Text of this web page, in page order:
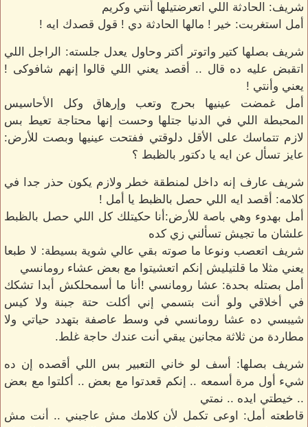
شريف: الحادثة اللي اتعرضتيلها أنتي وكريم
أمل استغربت: خير ! مالها الحادثة دي ! قول قصدك ايه !
شريف بصلها كتير واتوتر أكتر وحاول يعدل جلسته: الراجل اللي
اتقبض عليه ده قال .. أقصد يعني اللي قالوا إنهم شافوكى !
يعني وأنتي !
أمل غمضت عينيها بحرج وتعب وإرهاق وكل الأحاسيس
المحبطة اللي في الدنيا جتلها وحست إنها محتاجة تعيط بس
لازم تتماسك على الأقل دلوقتي ففتحت عينيها وبصت للأرض:
عايز تسأل عن ايه يا دكتور بالظبط ؟
شريف عارف إنه داخل لمنطقة خطر ولازم يكون حذر جدا في
كلامه: أقصد ايه اللي حصل بالظبط يا أمل !
أمل بهدوء وهي باصة للأرض:أنا حكيتلك كل اللي حصل بالظبط
علشان ما تجيش تسألني زي كده
شريف اتعصب ونوعا ما صوته بقي عالي شوية بسيطة: لا طبعا
يعني مثلا ما قلتيليش إنكم اتعشيتوا مع بعض عشاء رومانسي
أمل بصتله بحدة: عشا رومانسي !أنا ما أسمحلكش أبدا تشكك
في أخلاقي ولو أنت بتسمي إني أكلت حتة جبنة ولا كيس
شيبسي ده عشا رومانسي في وسط عاصفة بتهدد حياتي ولا
مطاردة من ثلاثة مجانين يبقي أنت عندك حاجة غلط.
شريف بصلها: أسف لو خاني التعبير بس اللي أقصده إن ده
شيء أول مرة أسمعه .. إنكم قعدتوا مع بعض .. أكلتوا مع بعض
.. خيطتي ايده .. نمتي
قاطعته أمل: اوعى تكمل لأن كلامك مش عاجبني .. أنت مش